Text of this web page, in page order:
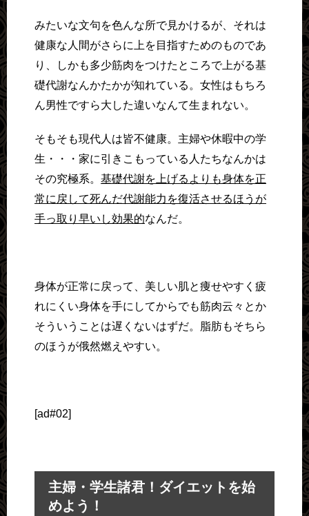
みたいな文句を色んな所で見かけるが、それは
健康な人間がさらに上を目指すためのものであ
り、しかも多少筋肉をつけたところで上がる基
礎代謝なんかたかが知れている。女性はもちろ
ん男性ですら大した違いなんて生まれない。
そもそも現代人は皆不健康。主婦や休暇中の学
生・・・家に引きこもっている人たちなんかは
その究極系。 基礎代謝を上げるよりも身体を正
常に戻して死んだ代謝能力を復活させるほうが
手っ取り早いし効果的なんだ。
身体が正常に戻って、美しい肌と痩せやすく疲
れにくい身体を手にしてからでも筋肉云々とか
そういうことは遅くないはずだ。脂肪もそちら
のほうが俄然燃えやすい。
[ad#02]
主婦・学生諸君！ダイエットを始
めよう！